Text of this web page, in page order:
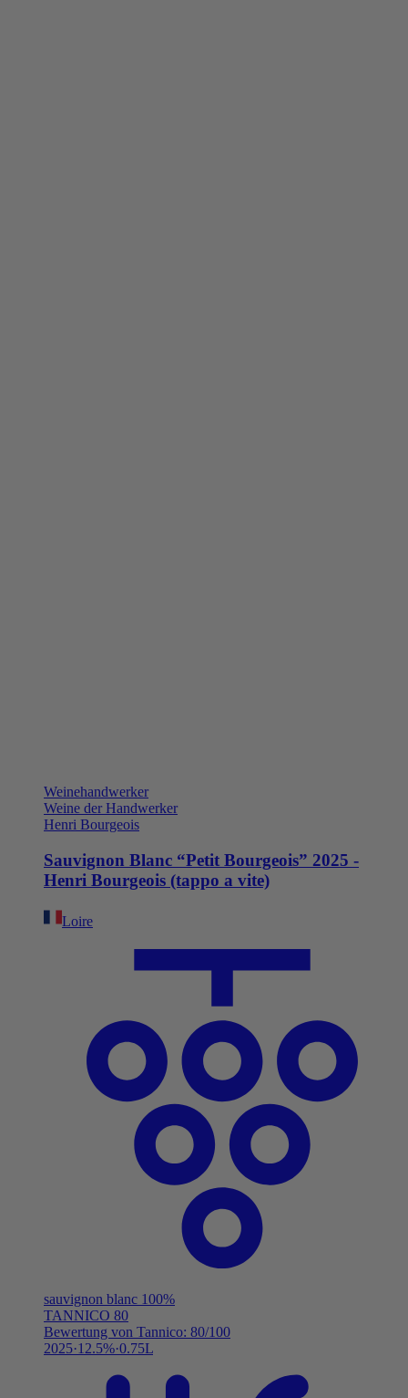
Weinehandwerker
Weine der Handwerker
Henri Bourgeois
Sauvignon Blanc “Petit Bourgeois” 2025 -
Henri Bourgeois (tappo a vite)
Loire
sauvignon blanc 100%
TANNICO 80
Bewertung von Tannico: 80/100
2025 12.5% 0.75L